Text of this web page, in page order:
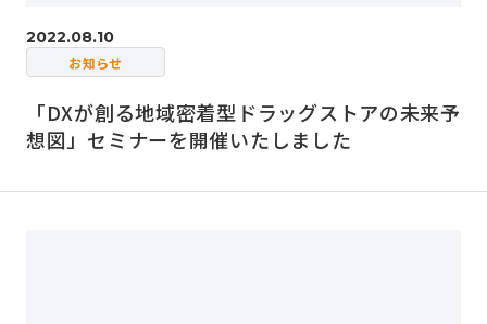
2022.08.10
お知らせ
「DXが創る地域密着型ドラッグストアの未来予
想図」セミナーを開催いたしました